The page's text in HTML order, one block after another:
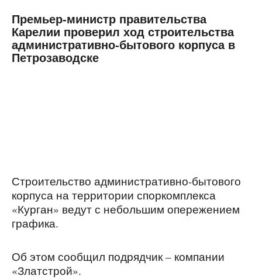
Премьер-министр правительства
Карелии проверил ход строительства
административно-бытового корпуса в
Петрозаводске
Строительство административно-бытового
корпуса на территории споркомплекса
«Курган» ведут с небольшим опережением
графика.
Об этом сообщил подрядчик – компании
«Златстрой».